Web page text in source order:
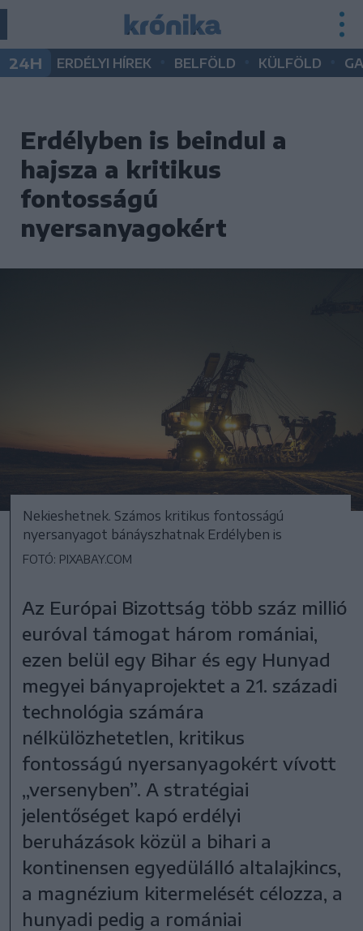
24H ERDÉLYI HÍREK BELFÖLD KÜLFÖLD
Erdélyben is beindul a
hajsza a kritikus
fontosságú
nyersanyagokért
Nekieshetnek. Számos kritikus fontosságú
nyersanyagot bánáyszhatnak Erdélyben is
FOTÓ: PIXABAY.COM
Az Európai Bizottság több száz millió
euróval támogat három romániai,
ezen belül egy Bihar és egy Hunyad
megyei bányaprojektet a 21. századi
technológia számára
nélkülözhetetlen, kritikus
fontosságú nyersanyagokért vívott
„versenyben”. A stratégiai
jelentőséget kapó erdélyi
beruházások közül a bihari a
kontinensen egyedülálló altalajkincs,
a magnézium kitermelését célozza, a
hunyadi pedig a romániai